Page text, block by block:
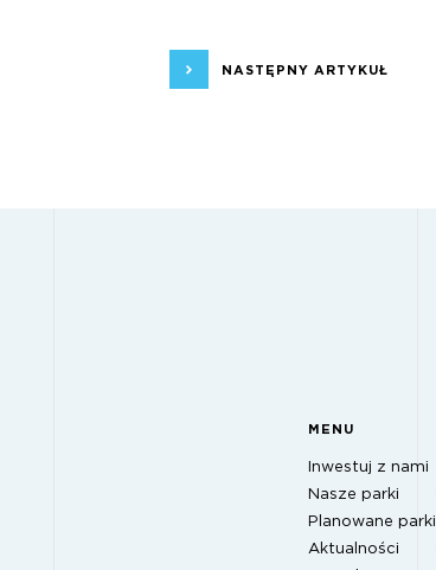
NASTĘPNY ARTYKUŁ
MENU
Inwestuj z nami
Nasze parki
Planowane parki
Aktualności